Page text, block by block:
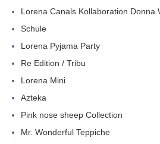
Lorena Canals Kollaboration Donna
Schule
Lorena Pyjama Party
Re Edition / Tribu
Lorena Mini
Azteka
Pink nose sheep Collection
Mr. Wonderful Teppiche